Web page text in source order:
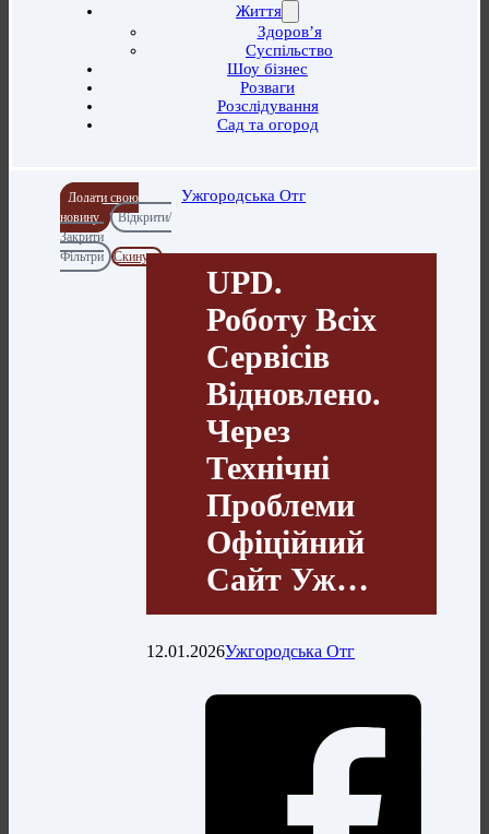
Життя
Здоров’я
Суспільство
Шоу бізнес
Розваги
Розслідування
Сад та огород
Додати свою
новину
Відкрити/
Закрити
Фільтри
Скинути
Ужгородська Отг
UPD.
Роботу Всіх
Сервісів
Відновлено.
Через
Технічні
Проблеми
Офіційний
Сайт Уж…
12.01.2026Ужгородська Отг